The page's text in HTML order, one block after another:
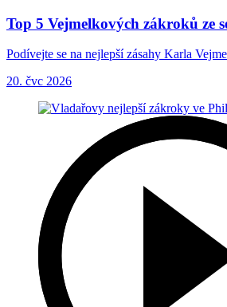
Top 5 Vejmelkových zákroků ze
Podívejte se na nejlepší zásahy Karla
20. čvc 2026